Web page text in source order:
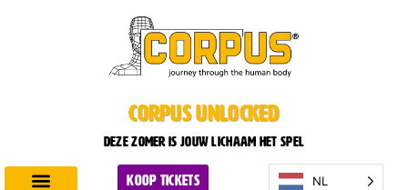
CORPUS UNLOCKED
Deze zomer is jouw lichaam het spel
KOOP TICKETS NL